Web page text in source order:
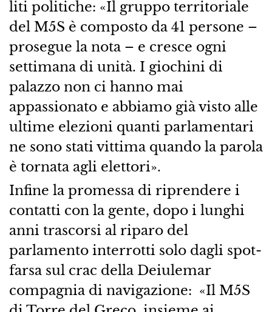
liti politiche: «Il gruppo territoriale
del M5S è composto da 41 persone –
prosegue la nota – e cresce ogni
settimana di unità. I giochini di
palazzo non ci hanno mai
appassionato e abbiamo già visto alle
ultime elezioni quanti parlamentari
ne sono stati vittima quando la parola
è tornata agli elettori».
Infine la promessa di riprendere i
contatti con la gente, dopo i lunghi
anni trascorsi al riparo del
parlamento interrotti solo dagli spot-
farsa sul crac della Deiulemar
compagnia di navigazione: «Il M5S